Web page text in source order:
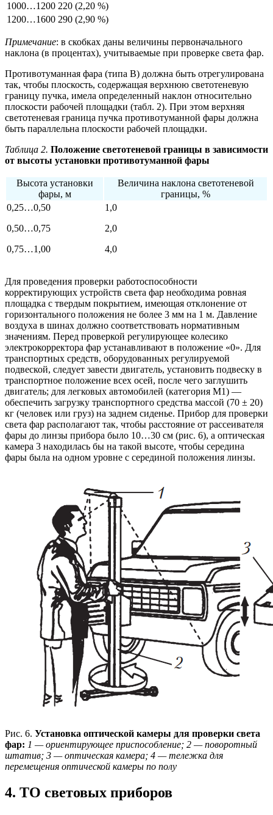
1000…1200 220 (2,20 %)
1200…1600 290 (2,90 %)
Примечание: в скобках даны величины первоначального
наклона (в процентах), учитываемые при проверке света фар.
Противотуманная фара (типа B) должна быть отрегулирована
так, чтобы плоскость, содержащая верхнюю светотеневую
границу пучка, имела определенный наклон относительно
плоскости рабочей площадки (табл. 2). При этом верхняя
светотеневая граница пучка противотуманной фары должна
быть параллельна плоскости рабочей площадки.
Таблица 2. Положение светотеневой границы в зависимости
от высоты установки противотуманной фары
Высота установки
фары, м
Величина наклона светотеневой
границы, %
0,25…0,50
0,50…0,75
0,75…1,00
1,0
2,0
4,0
Для проведения проверки работоспособности
корректирующих устройств света фар необходима ровная
площадка с твердым покрытием, имеющая отклонение от
горизонтального положения не более 3 мм на 1 м. Давление
воздуха в шинах должно соответствовать нормативным
значениям. Перед проверкой регулирующее колесико
электрокорректора фар устанавливают в положение «0». Для
транспортных средств, оборудованных регулируемой
подвеской, следует завести двигатель, установить подвеску в
транспортное положение всех осей, после чего заглушить
двигатель; для легковых автомобилей (категория М1) —
обеспечить загрузку транспортного средства массой (70 ± 20)
кг (человек или груз) на заднем сиденье. Прибор для проверки
света фар располагают так, чтобы расстояние от рассеивателя
фары до линзы прибора было 10…30 см (рис. 6), а оптическая
камера 3 находилась бы на такой высоте, чтобы середина
фары была на одном уровне с серединой положения линзы.
Рис. 6. Установка оптической камеры для проверки света
фар: 1 — ориентирующее приспособление; 2 — поворотный
штатив; 3 — оптическая камера; 4 — тележка для
перемещения оптической камеры по полу
4. ТО световых приборов